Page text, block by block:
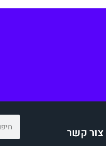
צור קשר